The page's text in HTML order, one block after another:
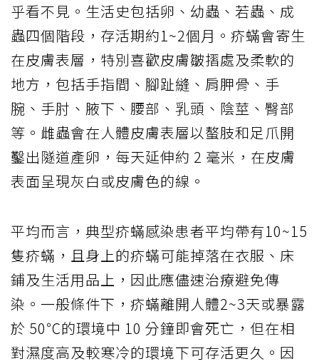
乎看不見。生活史包括卵、幼蟲、若蟲、成
蟲四個階段，存活期約1~2個月。疥蟎會寄生
在皮膚表層，特別喜歡皮膚皺摺處及柔軟的
地方，包括手指間、腳趾縫、肩胛骨、手
腕、手肘、腋下、腰部、乳頭、陰莖、臀部
等。雌蟲會在人體皮膚表層以螯肢和足爪開
鑿出隧道產卵，每天延伸約 2 毫米，在皮膚
表面呈現灰白或皮膚色的線。
平均而言，典型疥蟎感染患者平均帶有10~15
隻疥蟎，且身上的疥蟎可能掉落在衣服、床
鋪及生活用品上，因此應儘速治療避免傳
染。一般條件下，疥蟎離開人體2~3天或暴露
於 50℃的環境中 10 分鐘即會死亡，但在相
對濕度高及較寒冷的環境下可存活更久。因